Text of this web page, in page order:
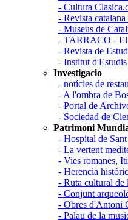
- Cultura
- Revista
- Museus de
- TARRACO - El
- Revista de
- Institut
Investigacio
- notícies de
- A l'ombra de
- Portal de
- Sociedad de
Patrimoni
- Hospital de
- La vertent
- Vies romanes,
- Herencia
- Ruta cultural de
- Conjunt
- Obres d'Antoni
- Palau de la